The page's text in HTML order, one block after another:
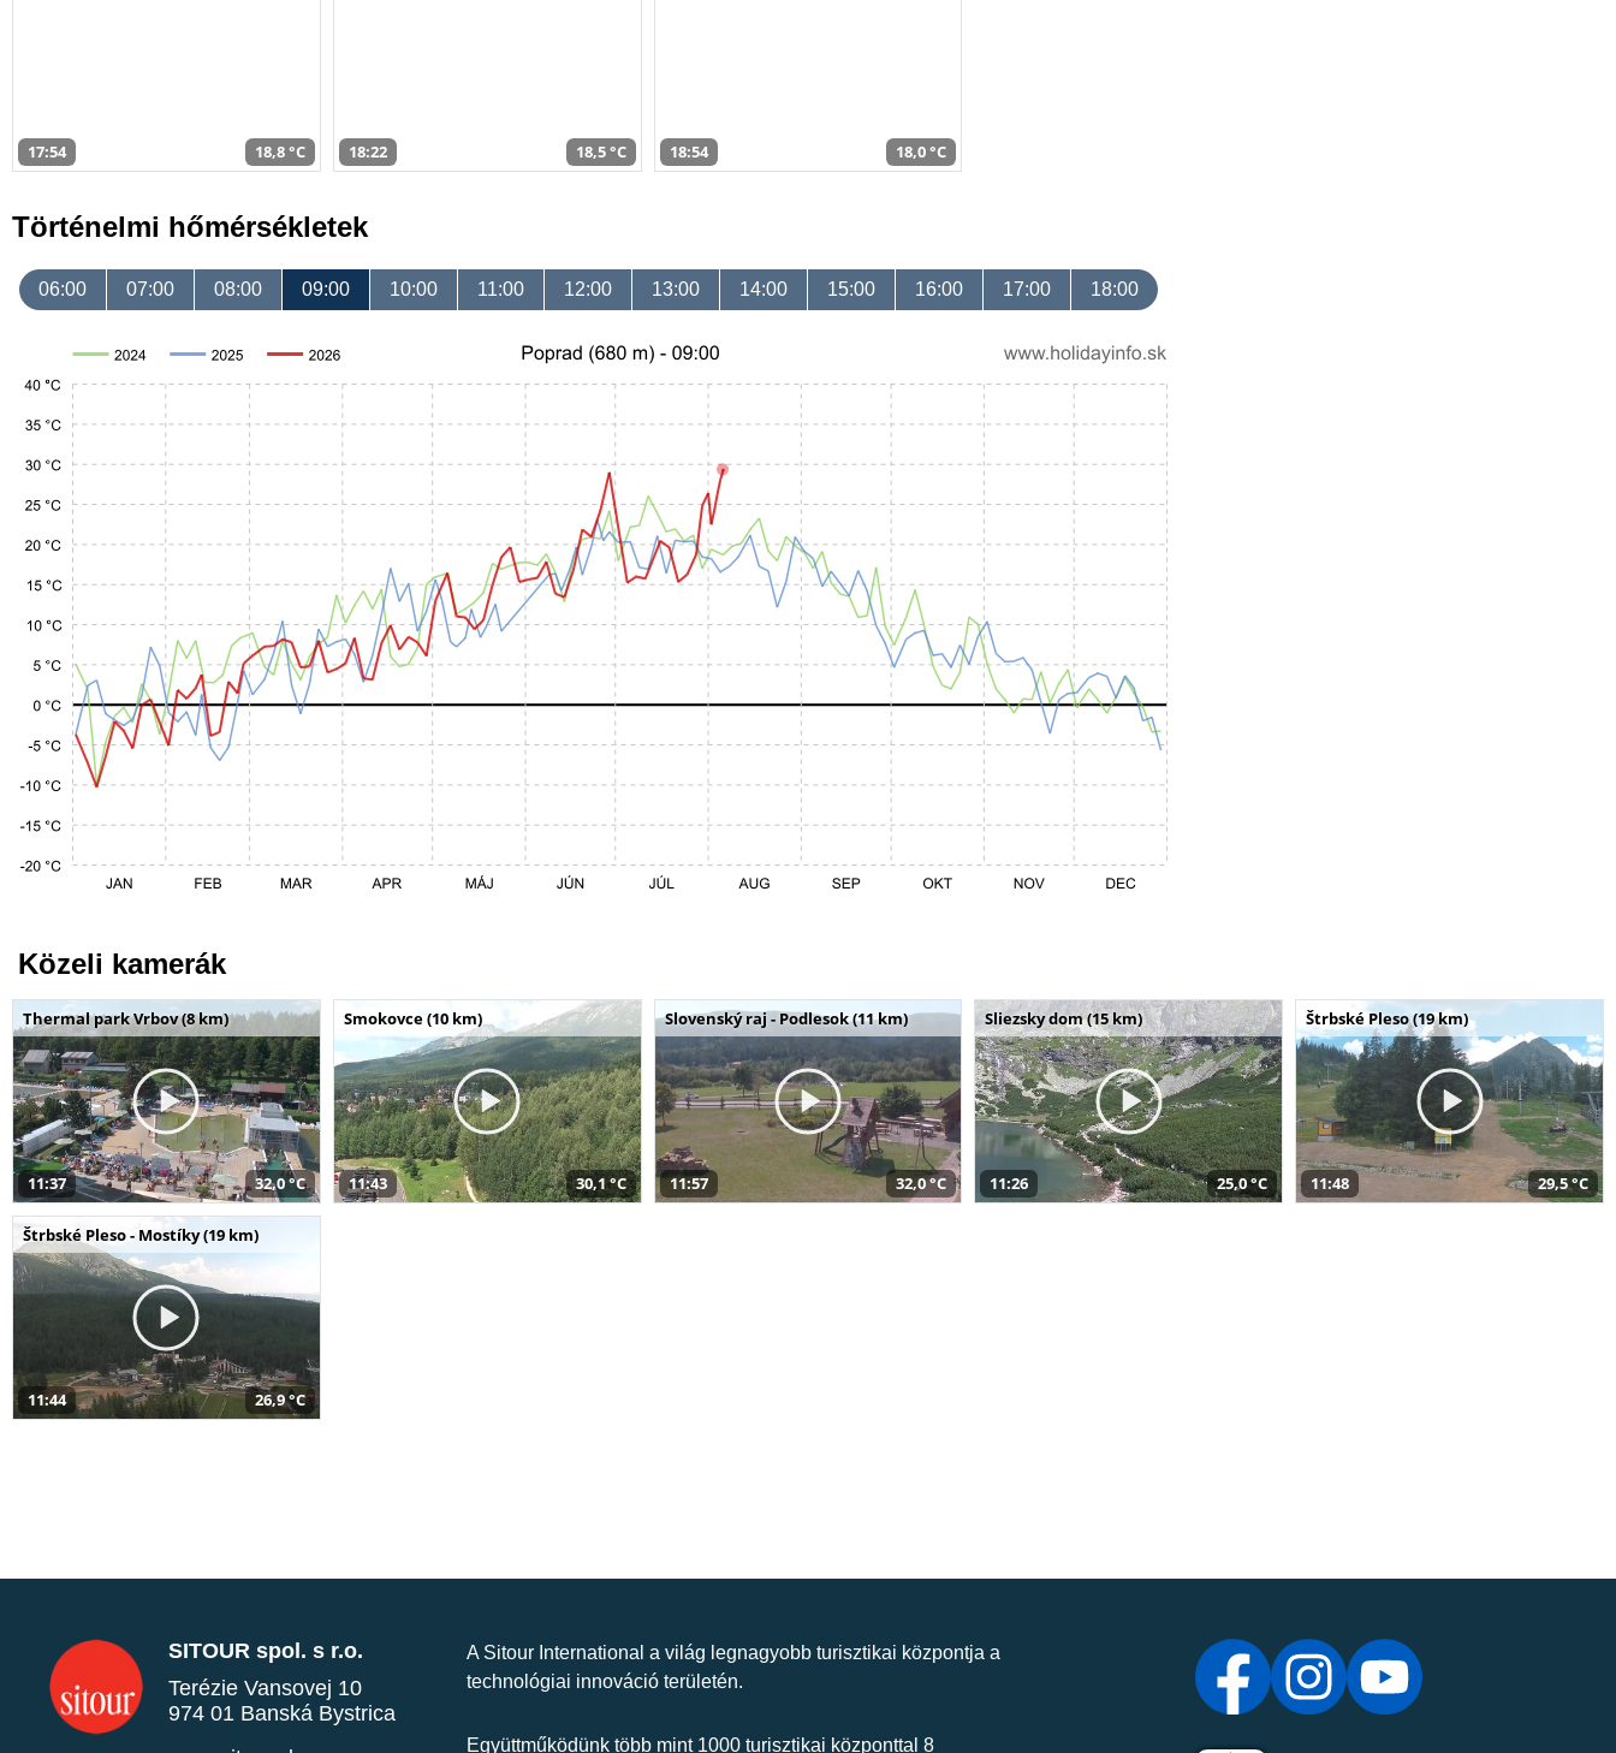
17:54 18,8 °C 18:22 18,5 °C 18:54 18,0 °C
Történelmi hőmérsékletek
06:00 07:00 08:00 09:00 10:00 11:00 12:00 13:00 14:00 15:00 16:00 17:00 18:00
Közeli kamerák
Thermal park Vrbov (8 km)
11:37 32,0 °C
Smokovce (10 km)
11:43 30,1 °C
Slovenský raj - Podlesok (11 km)
11:57 32,0 °C
Sliezsky dom (15 km)
11:26 25,0 °C
Štrbské Pleso (19 km)
11:48 29,5 °C
Štrbské Pleso - Mostíky (19 km)
11:44 26,9 °C
SITOUR spol. s r.o.
Terézie Vansovej 10
974 01 Banská Bystrica
A Sitour International a világ legnagyobb turisztikai központja a
technológiai innováció területén.
Együttműködünk több mint 1000 turisztikai központtal 8